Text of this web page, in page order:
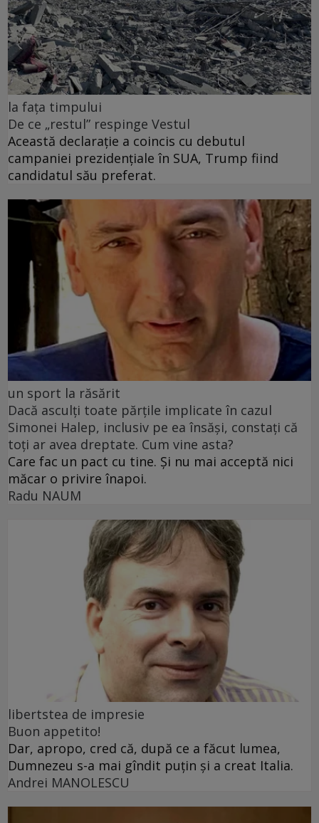
la fața timpului
De ce „restul” respinge Vestul
Această declarație a coincis cu debutul
campaniei prezidențiale în SUA, Trump fiind
candidatul său preferat.
un sport la răsărit
Dacă asculți toate părțile implicate în cazul
Simonei Halep, inclusiv pe ea însăși, constați că
toți ar avea dreptate. Cum vine asta?
Care fac un pact cu tine. Și nu mai acceptă nici
măcar o privire înapoi.
Radu NAUM
libertstea de impresie
Buon appetito!
Dar, apropo, cred că, după ce a făcut lumea,
Dumnezeu s-a mai gîndit puțin și a creat Italia.
Andrei MANOLESCU